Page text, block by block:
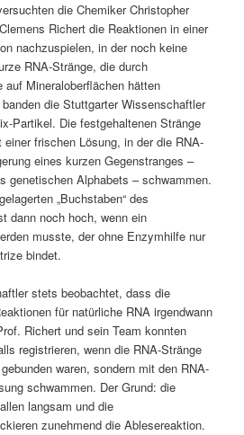
die Chemiker Christopher
Richert die Reaktionen in einer
nachzuspielen, in der noch keine
RNA-Stränge, die durch
auf Mineraloberflächen hätten
die Stuttgarter Wissenschaftler
Partikel. Die festgehaltenen Stränge
frischen Lösung, in der die RNA-
eines kurzen Gegenstranges –
genetischen Alphabets – schwammen.
„Buchstaben“ des
dann noch hoch, wenn ein
musste, der ohne Enzymhilfe nur
bindet.
stets beobachtet, dass die
für natürliche RNA irgendwann
Richert und sein Team konnten
registrieren, wenn die RNA-Stränge
waren, sondern mit den RNA-
schwammen. Der Grund: die
langsam und die
zunehmend die Ablesereaktion.